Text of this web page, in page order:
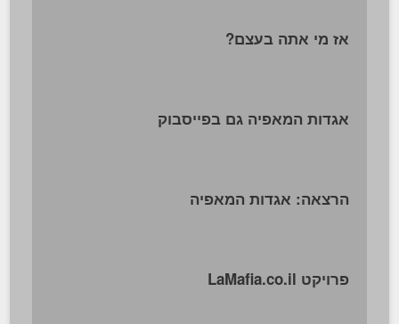
אז מי אתה בעצם?
אגדות המאפיה גם בפייסבוק
הרצאה: אגדות המאפיה
פרויקט LaMafia.co.il